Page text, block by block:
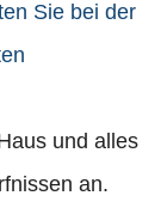
und alles
an.